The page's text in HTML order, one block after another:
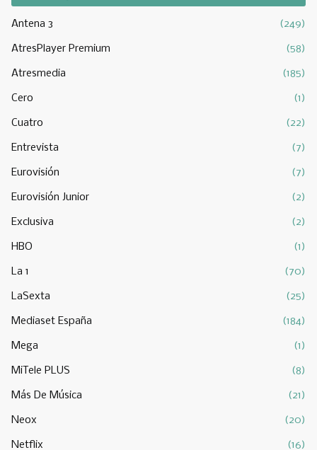
Antena 3 (249)
AtresPlayer Premium (58)
Atresmedia (185)
Cero (1)
Cuatro (22)
Entrevista (7)
Eurovisión (7)
Eurovisión Junior (2)
Exclusiva (2)
HBO (1)
La 1 (70)
LaSexta (25)
Mediaset España (184)
Mega (1)
MiTele PLUS (8)
Más De Música (21)
Neox (20)
Netflix (16)